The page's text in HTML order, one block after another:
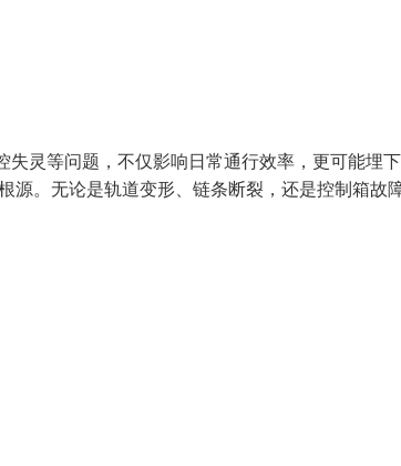
灵等问题，不仅影响日常通行效率，更可能埋
源。无论是轨道变形、链条断裂，还是控制箱故